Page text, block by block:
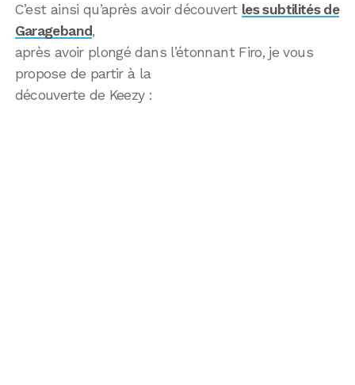
C’est ainsi qu’après avoir découvert les subtilités de
Garageband,
après avoir plongé dans l’étonnant Firo, je vous
propose de partir à la
découverte de Keezy :